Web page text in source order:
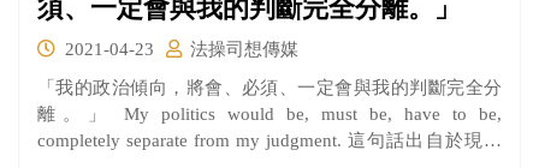
須、一定會與我的判斷完全分離。」
2021-04-23
法操司想傳媒
「我的政治傾向，將會、必須、一定會與我的判斷完全分
離。」 My politics would be, must be, have to be,
completely separate from my judgment. 這句話出自於現任